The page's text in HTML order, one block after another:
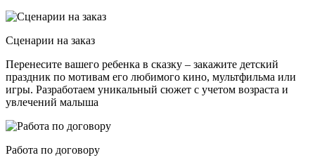
Сценарии на заказ
Перенесите вашего ребенка в сказку – закажите детский
праздник по мотивам его любимого кино, мультфильма или
игры. Разработаем уникальный сюжет с учетом возраста и
увлечений малыша
Работа по договору